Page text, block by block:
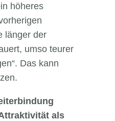
höheres
länger der
umso teurer
Das kann
als